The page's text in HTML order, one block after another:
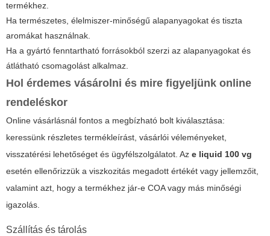
termékhez.
Ha természetes, élelmiszer-minőségű alapanyagokat és tiszta
aromákat használnak.
Ha a gyártó fenntartható forrásokból szerzi az alapanyagokat és
átlátható csomagolást alkalmaz.
Hol érdemes vásárolni és mire figyeljünk online
rendeléskor
Online vásárlásnál fontos a megbízható bolt kiválasztása:
keressünk részletes termékleírást, vásárlói véleményeket,
visszatérési lehetőséget és ügyfélszolgálatot. Az e liquid 100 vg
esetén ellenőrizzük a viszkozitás megadott értékét vagy jellemzőit,
valamint azt, hogy a termékhez jár-e COA vagy más minőségi
igazolás.
Szállítás és tárolás